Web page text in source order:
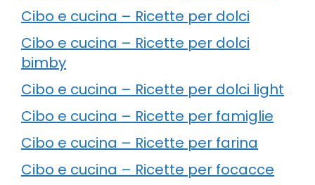
Cibo e cucina – Ricette per dolci
Cibo e cucina – Ricette per dolci
bimby
Cibo e cucina – Ricette per dolci light
Cibo e cucina – Ricette per famiglie
Cibo e cucina – Ricette per farina
Cibo e cucina – Ricette per focacce